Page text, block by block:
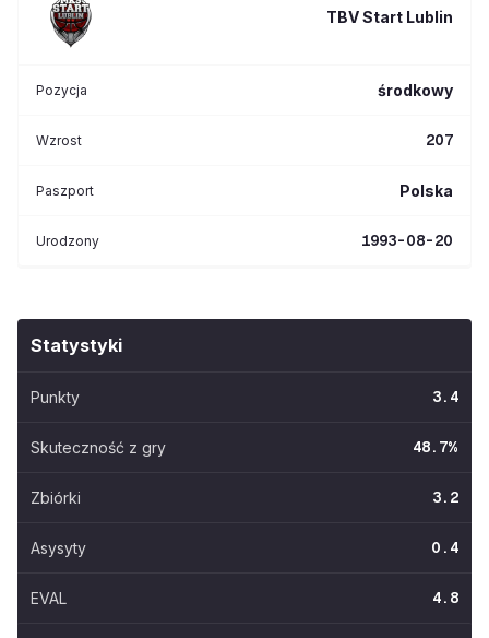
TBV Start Lublin
Pozycja środkowy
Wzrost 207
Paszport Polska
Urodzony 1993-08-20
Statystyki
Punkty 3.4
Skuteczność z gry 48.7%
Zbiórki 3.2
Asysyty 0.4
EVAL 4.8